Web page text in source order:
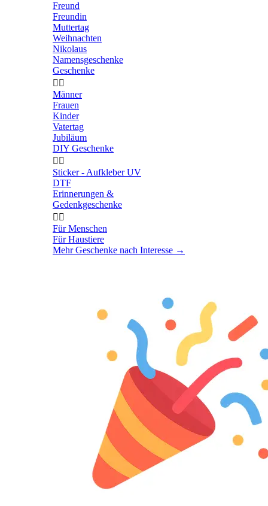
Freund
Freundin
Muttertag
Weihnachten
Nikolaus
Namensgeschenke
Geschenke
 
Männer
Frauen
Kinder
Vatertag
Jubiläum
DIY Geschenke
 
Sticker - Aufkleber UV
DTF
Erinnerungen &
Gedenkgeschenke
 
Für Menschen
Für Haustiere
Mehr Geschenke nach Interesse →